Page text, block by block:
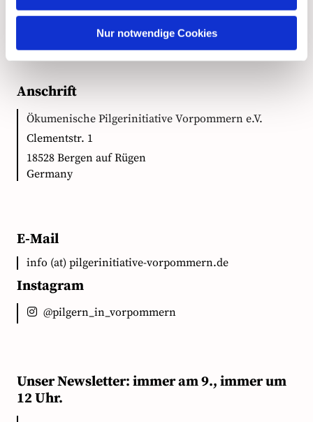
Nur notwendige Cookies
Kontakt
Anschrift
Ökumenische Pilgerinitiative Vorpommern e.V.
Clementstr. 1
18528 Bergen auf Rügen
Germany
E-Mail
info (at) pilgerinitiative-vorpommern.de
Instagram
@pilgern_in_vorpommern
Unser Newsletter: immer am 9., immer um
12 Uhr.